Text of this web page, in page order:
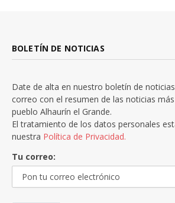
BOLETÍN DE NOTICIAS
Date de alta en nuestro boletín de
correo con el resumen de las noticias
pueblo Alhaurín el Grande.
El tratamiento de los datos personales
nuestra Política de Privacidad.
Tu correo: